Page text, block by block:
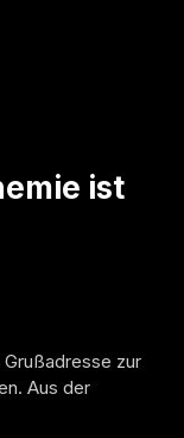
ist
zur
Aus der